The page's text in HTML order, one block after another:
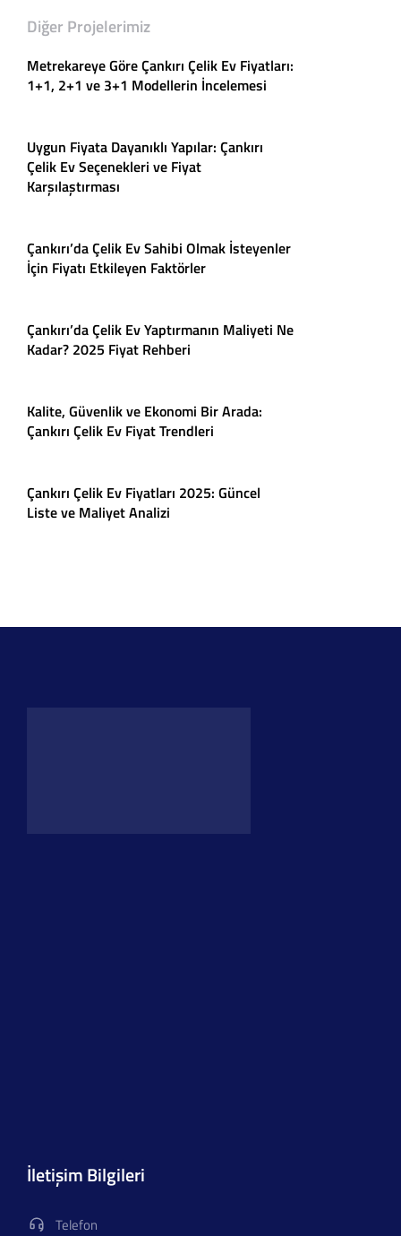
Diğer Projelerimiz
Metrekareye Göre Çankırı Çelik Ev Fiyatları:
1+1, 2+1 ve 3+1 Modellerin İncelemesi
Uygun Fiyata Dayanıklı Yapılar: Çankırı
Çelik Ev Seçenekleri ve Fiyat
Karşılaştırması
Çankırı’da Çelik Ev Sahibi Olmak İsteyenler
İçin Fiyatı Etkileyen Faktörler
Çankırı’da Çelik Ev Yaptırmanın Maliyeti Ne
Kadar? 2025 Fiyat Rehberi
Kalite, Güvenlik ve Ekonomi Bir Arada:
Çankırı Çelik Ev Fiyat Trendleri
Çankırı Çelik Ev Fiyatları 2025: Güncel
Liste ve Maliyet Analizi
İletişim Bilgileri
Telefon